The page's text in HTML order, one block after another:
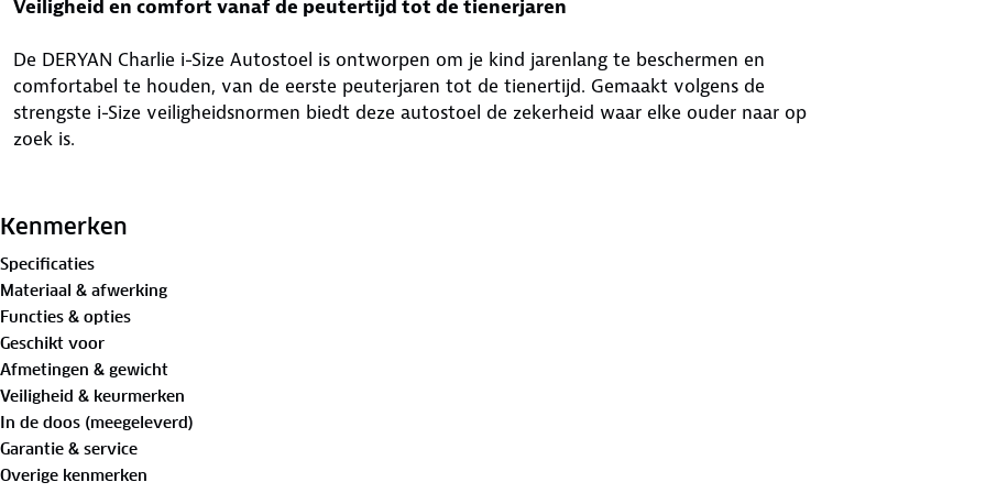
Veiligheid en comfort vanaf de peutertijd tot de tienerjaren
De DERYAN Charlie i-Size Autostoel is ontworpen om je kind jarenlang te beschermen en
comfortabel te houden, van de eerste peuterjaren tot de tienertijd. Gemaakt volgens de
strengste i-Size veiligheidsnormen biedt deze autostoel de zekerheid waar elke ouder naar op
zoek is.
Voordelen:
✓ Geschikt voor kinderen van 100-150 cm (3,5 tot 12 jaar)
✓ Geavanceerde zijwaartse botsbescherming voor extra veiligheid
✓ Eenvoudige en stabiele ISOFIX-installatie
✓ Compact ontwerp, makkelijk te gebruiken voor oudere kinderen
✓ Comfortabel dankzij zachte bekleding en ergonomisch ontwerp
Kenmerken
Specificaties
Materiaal & afwerking
Functies & opties
Geschikt voor
Afmetingen & gewicht
Veiligheid & keurmerken
In de doos (meegeleverd)
Garantie & service
Overige kenmerken